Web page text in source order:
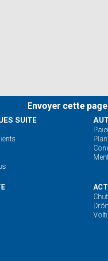
Envoyer cette
SUITE